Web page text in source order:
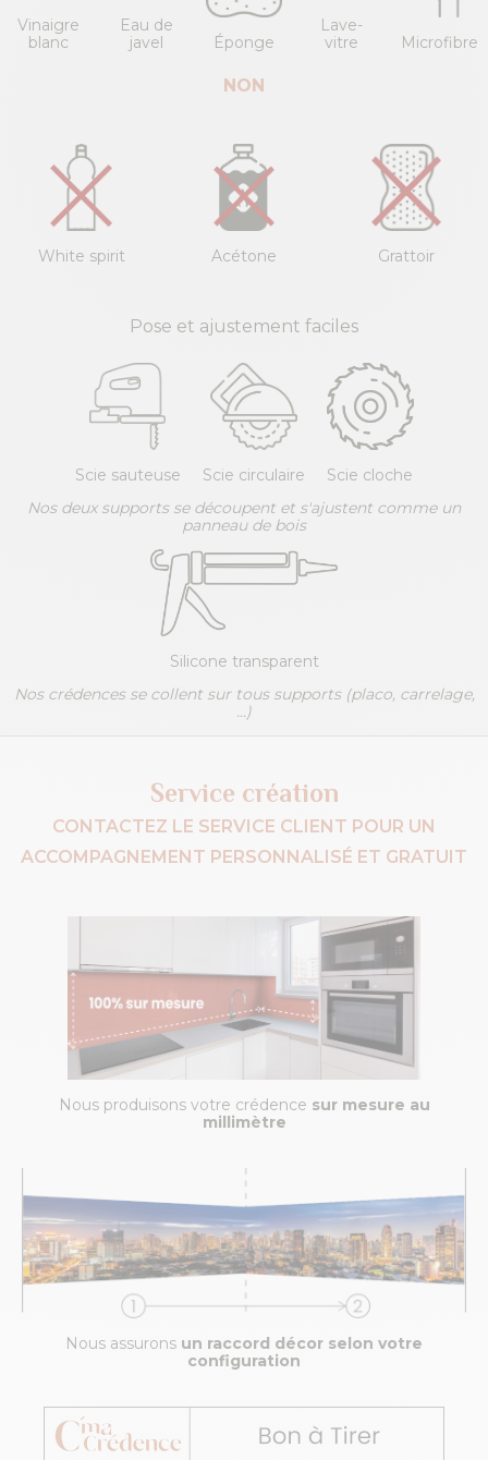
Vinaigre
blanc
Eau de
javel
Éponge
Lave-
vitre
Microfibre
NON
White spirit Acétone Grattoir
Pose et ajustement faciles
Scie sauteuse Scie circulaire
Scie cloche
Nos deux supports se découpent et s'ajustent comme un
panneau de bois
Silicone transparent
Nos crédences se collent sur tous supports (placo, carrelage,
...)
Service création
CONTACTEZ LE SERVICE CLIENT POUR UN
ACCOMPAGNEMENT PERSONNALISÉ ET GRATUIT
Nous produisons votre crédence sur mesure au
millimètre
Nous assurons un raccord décor selon votre
configuration